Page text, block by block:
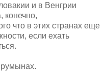
и в Венгрии
конечно,
что в этих странах еще
если ехать